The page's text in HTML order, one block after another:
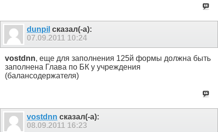
dunpil сказал(-а):
07.09.2011 10:24
vostdnn, еще для заполнения 125й формы должна быть
заполнена Глава по БК у учреждения
(балансодержателя)
vostdnn сказал(-а):
08.09.2011 16:23